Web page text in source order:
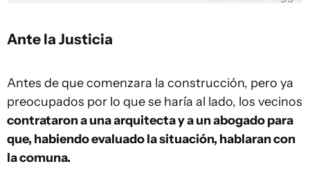
Ante la Justicia
Antes de que comenzara la construcción, pero ya
preocupados por lo que se haría al lado, los vecinos
contrataron a una arquitecta y a un abogado para
que, habiendo evaluado la situación, hablaran con
la comuna.